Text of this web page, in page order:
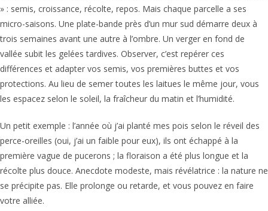
» : semis, croissance, récolte, repos. Mais chaque parcelle a ses
micro-saisons. Une plate-bande près d’un mur sud démarre deux à
trois semaines avant une autre à l’ombre. Un verger en fond de
vallée subit les gelées tardives. Observer, c’est repérer ces
différences et adapter vos semis, vos premières buttes et vos
protections. Au lieu de semer toutes les laitues le même jour, vous
les espacez selon le soleil, la fraîcheur du matin et l’humidité.
Un petit exemple : l’année où j’ai planté mes pois selon le réveil des
perce-oreilles (oui, j’ai un faible pour eux), ils ont échappé à la
première vague de pucerons ; la floraison a été plus longue et la
récolte plus douce. Anecdote modeste, mais révélatrice : la nature ne
se précipite pas. Elle prolonge ou retarde, et vous pouvez en faire
votre alliée.